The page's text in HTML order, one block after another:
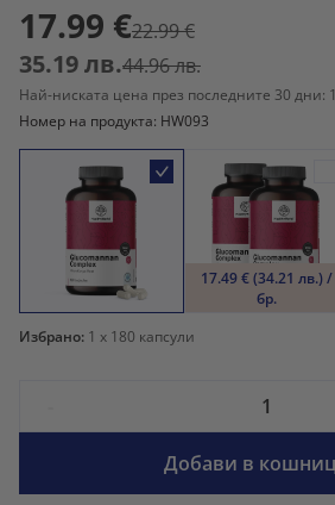
17.99 €22.99 €
35.19 лв.44.96 лв.
Най-ниската цена през последните 30 дни:
Номер на продукта: HW093
17.49 € (34.21 лв.) /
бр.
Избрано: 1 x 180 капсули
Добави в